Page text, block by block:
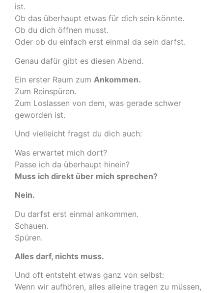
ist.
Ob das überhaupt etwas für dich sein könnte.
Ob du dich öffnen musst.
Oder ob du einfach erst einmal da sein darfst.
Genau dafür gibt es diesen Abend.
Ein erster Raum zum Ankommen.
Zum Reinspüren.
Zum Loslassen von dem, was gerade schwer
geworden ist.
Und vielleicht fragst du dich auch:
Was erwartet mich dort?
Passe ich da überhaupt hinein?
Muss ich direkt über mich sprechen?
Nein.
Du darfst erst einmal ankommen.
Schauen.
Spüren.
Alles darf, nichts muss.
Und oft entsteht etwas ganz von selbst:
Wenn wir aufhören, alles alleine tragen zu müssen,